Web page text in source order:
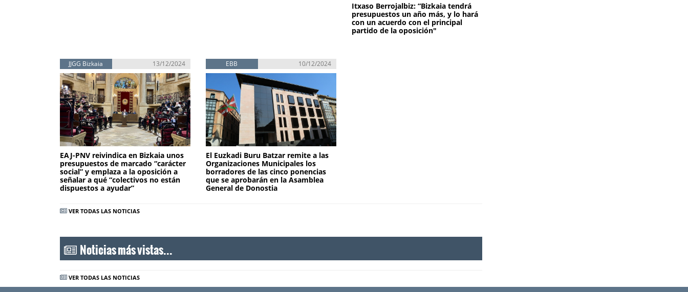
Itxaso Berrojalbiz: “Bizkaia tendrá
presupuestos un año más, y lo hará
con un acuerdo con el principal
partido de la oposición"
JJGG Bizkaia 13/12/2024
EAJ-PNV reivindica en Bizkaia unos
presupuestos de marcado “carácter
social” y emplaza a la oposición a
señalar a qué “colectivos no están
dispuestos a ayudar”
EBB 10/12/2024
El Euzkadi Buru Batzar remite a las
Organizaciones Municipales los
borradores de las cinco ponencias
que se aprobarán en la Asamblea
General de Donostia
VER TODAS LAS NOTICIAS
Noticias más vistas...
VER TODAS LAS NOTICIAS